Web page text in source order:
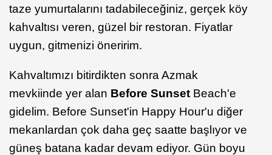
taze yumurtalarını tadabileceğiniz, gerçek köy
kahvaltısı veren, güzel bir restoran. Fiyatlar
uygun, gitmenizi öneririm.
Kahvaltımızı bitirdikten sonra Azmak
mevkiinde yer alan Before Sunset Beach'e
gidelim. Before Sunset'in Happy Hour'u diğer
mekanlardan çok daha geç saatte başlıyor ve
güneş batana kadar devam ediyor. Gün boyu